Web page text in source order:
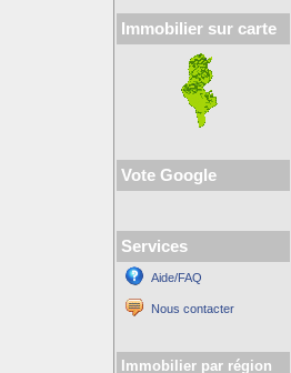
Immobilier sur carte
Vote Google
Services
Aide/FAQ
Nous contacter
Immobilier par région